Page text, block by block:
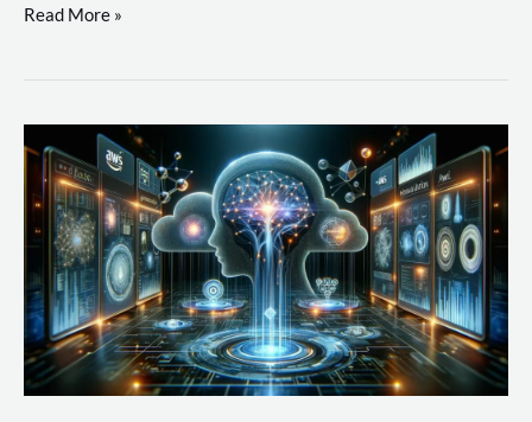
Desenvolvimento
um
com
AWS
Read More »